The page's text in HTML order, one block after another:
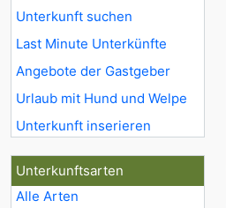
Unterkunft suchen
Last Minute Unterkünfte
Angebote der Gastgeber
Urlaub mit Hund und Welpe
Unterkunft inserieren
Unterkunftsarten
Alle Arten